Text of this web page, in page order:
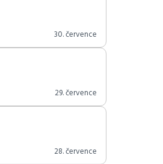
30. července
29. července
28. července